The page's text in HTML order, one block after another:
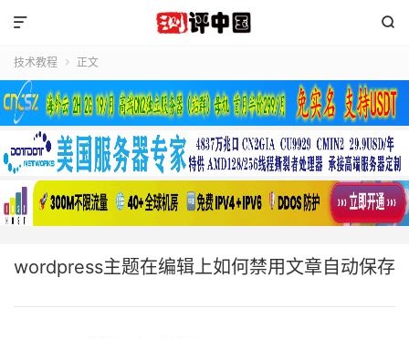


技术教程  正文
wordpress主题在编辑上如何禁用文章自动保存